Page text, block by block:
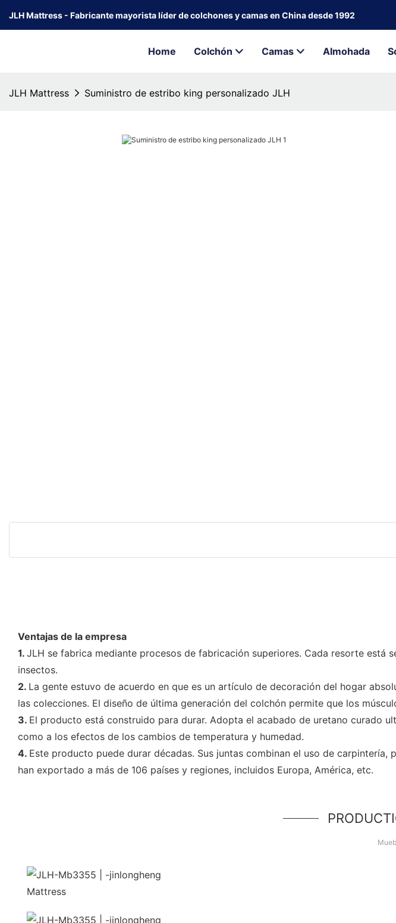
JLH Mattress - Fabricante mayorista líder de colchones y camas en China desde 1992
Home Colchón Camas Almohada
JLH Mattress Suministro de estribo king personalizado JLH
Ventajas de la empresa
1. JLH se fabrica mediante procesos de fabricación superiores. Cada resorte
insectos.
2. La gente estuvo de acuerdo en que es un artículo de decoración del hogar
las colecciones. El diseño de última generación del colchón permite que los
3. El producto está construido para durar. Adopta el acabado de uretano curado
como a los efectos de los cambios de temperatura y humedad.
4. Este producto puede durar décadas. Sus juntas combinan el uso de
han exportado a más de 106 países y regiones, incluidos Europa, América, etc.